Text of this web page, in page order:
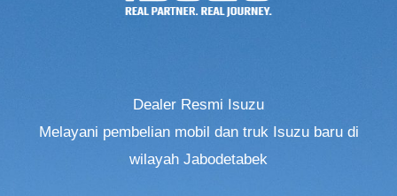
Dealer Resmi Isuzu
Melayani pembelian mobil dan truk Isuzu baru di
wilayah Jabodetabek